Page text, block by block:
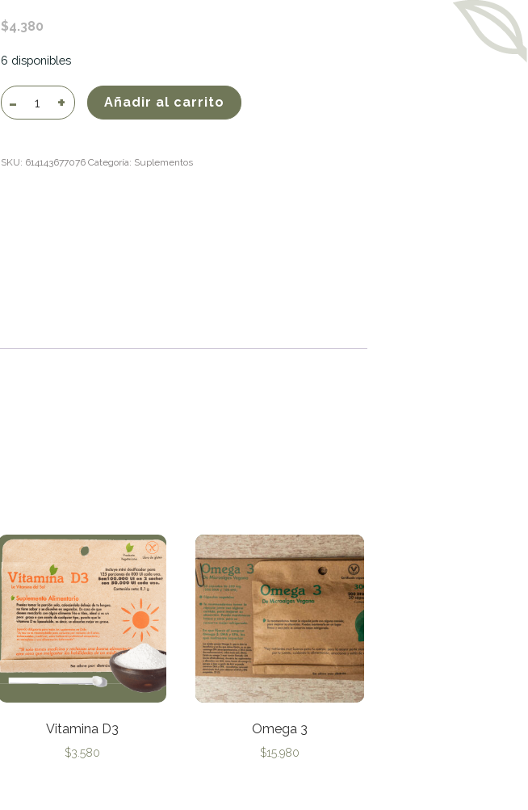
$4.380
6 disponibles
Vitamina
C
Añadir al carrito
SKU: 614143677076 Categoría: Suplementos
Vitamina D3
$3.580
Omega 3
$15.980